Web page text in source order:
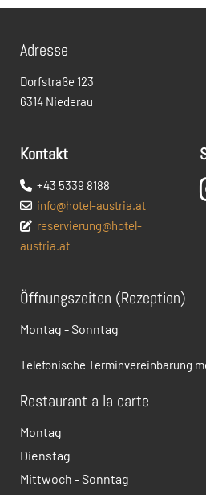
Adresse
Dorfstraße 123
6314 Niederau
Kontakt
 +43 5339 8188
 info@hotel-austria.at
 reservierung@hotel-
austria.at
Öffnungszeiten (Rezeption)
Montag - Sonntag
Telefonische Terminvereinbarung
Restaurant a la carte
Montag
Dienstag
Mittwoch - Sonntag